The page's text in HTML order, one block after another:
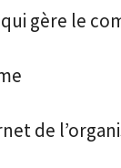
gère le
de